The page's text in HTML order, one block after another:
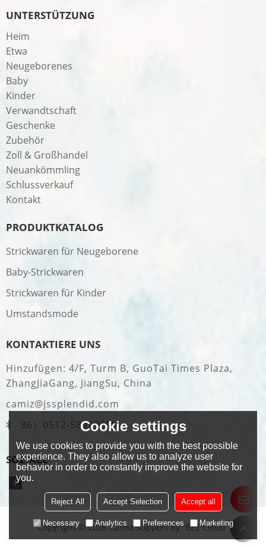
UNTERSTÜTZUNG
Heim
Etwa
Neugeborenes
Baby
Kinder
Verwandtschaft
Geschenke
Zubehör
Zoll & Großhandel
Neuankömmling
Schlussverkauf
Kontakt
PRODUKTKATALOG
Strickwaren für Neugeborene
Baby-Strickwaren
Strickwaren für Kinder
Umstandsmode
KONTAKTIERE UNS
Hinzufügen: 4/F, Turm B, GuoTai Times Plaza,
ZhangJiaGang, JiangSu, China
camiz@jssplendid.com
86）0512-58919509
SOZIALE
Copyright © 2026CamizSupport By BEE Cloud
Cookie settings
We use cookies to provide you with the best possible
experience. They also allow us to analyze user
behavior in order to constantly improve the website for
you.
Reject All Accept Selection Accept all
Necessary Analytics Preferences Marketing